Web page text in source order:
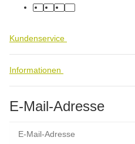
facebook
youtube
instagram
tiktok
Kundenservice
Informationen
E-Mail-Adresse